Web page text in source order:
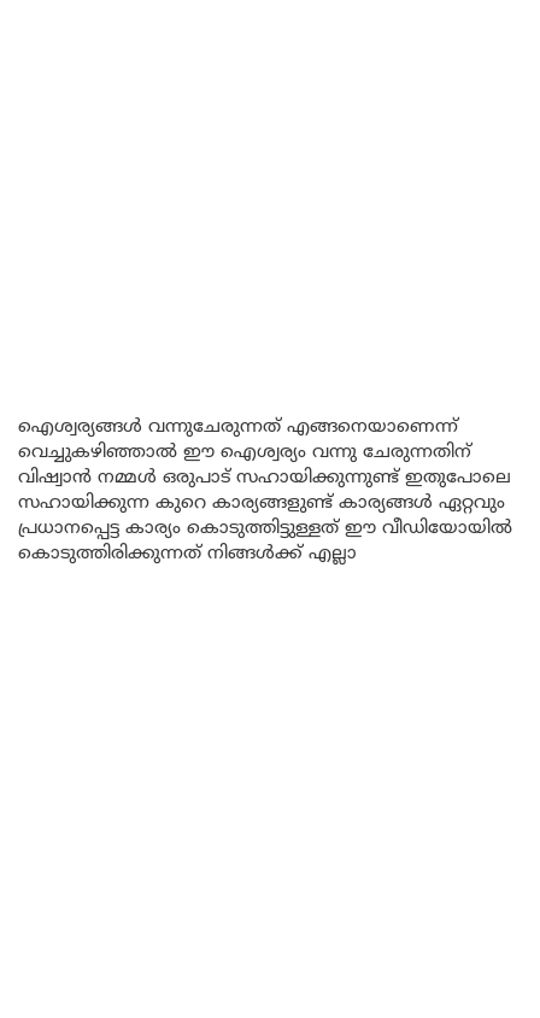
ഐശ്വര്യങ്ങൾ വന്നുചേരുന്നത് എങ്ങനെയാണെന്ന്
വെച്ചുകഴിഞ്ഞാൽ ഈ ഐശ്വര്യം വന്നു ചേരുന്നതിന്
വിഷ്വാൻ നമ്മൾ ഒരുപാട് സഹായിക്കുന്നുണ്ട് ഇതുപോലെ
സഹായിക്കുന്ന കുറെ കാര്യങ്ങളുണ്ട് കാര്യങ്ങൾ ഏറ്റവും
പ്രധാനപ്പെട്ട കാര്യം കൊടുത്തിട്ടുള്ളത് ഈ വീഡിയോയിൽ
കൊടുത്തിരിക്കുന്നത് നിങ്ങൾക്ക് എല്ലാ